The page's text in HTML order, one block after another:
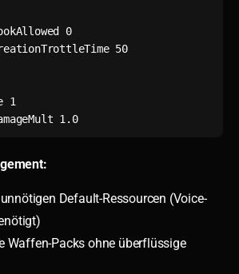
0
50
1
1.0
Default-Ressourcen (Voice-
Waffen-Packs ohne überflüssige